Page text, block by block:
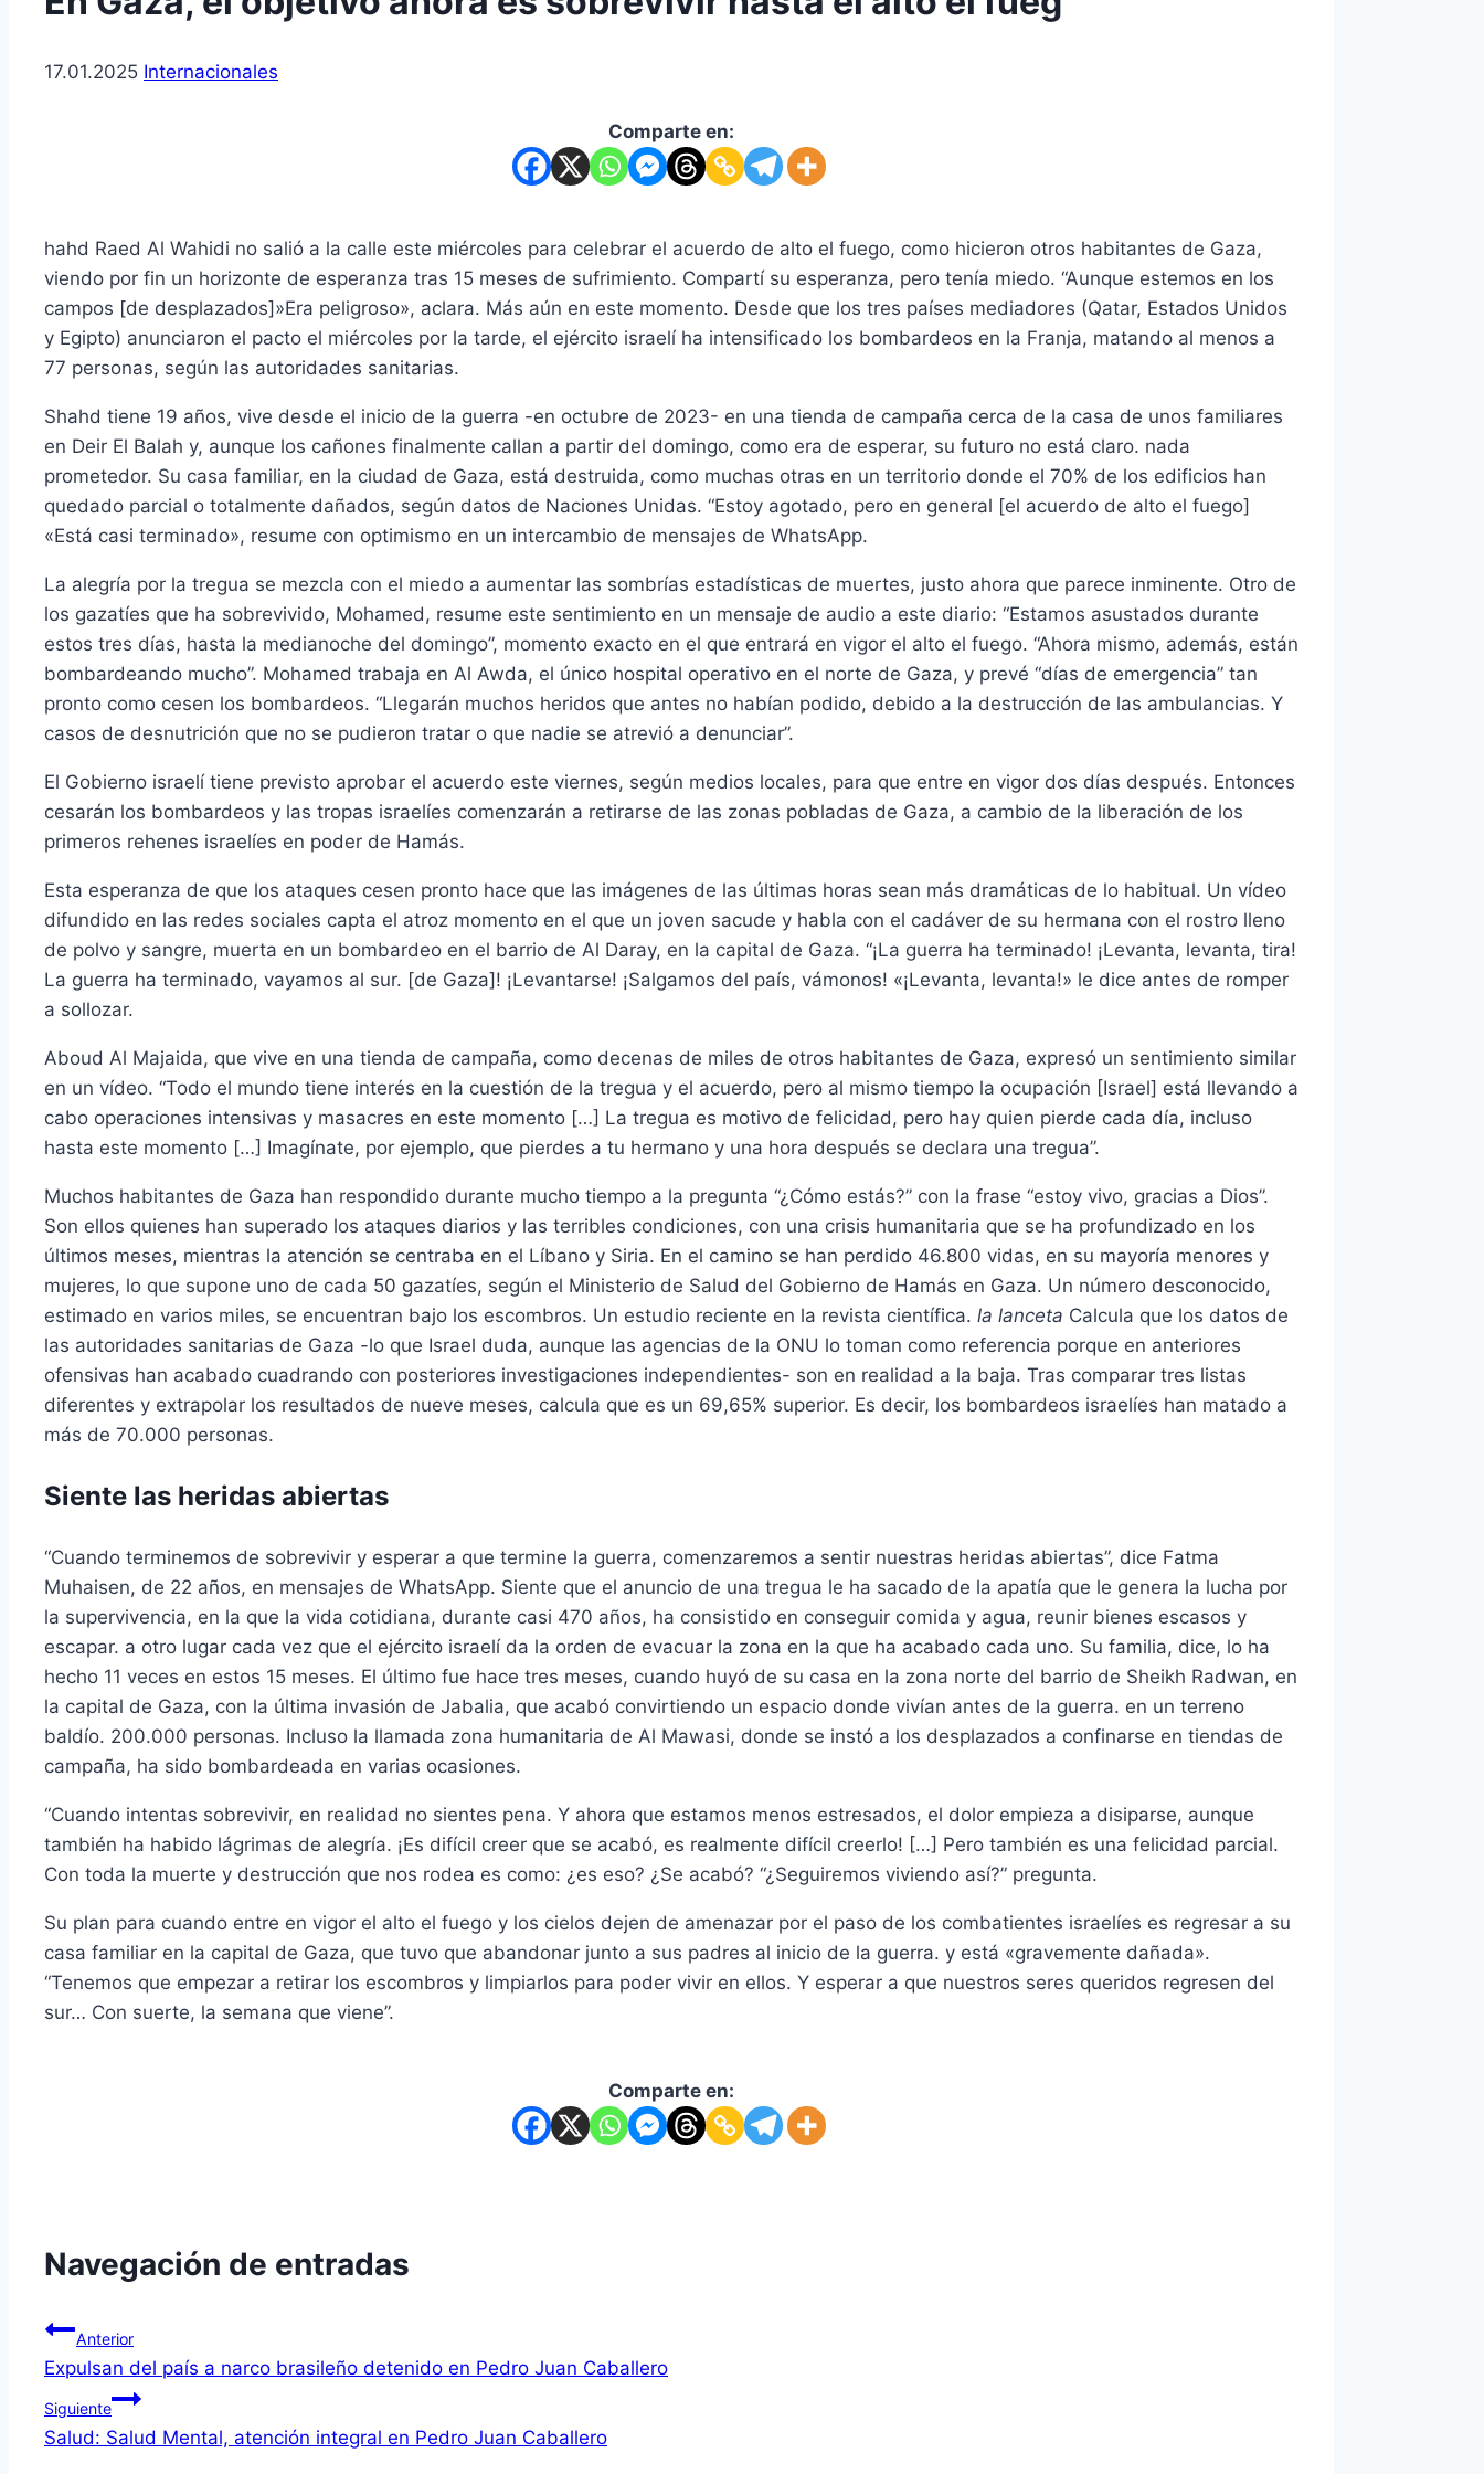
17.01.2025 Internacionales
Comparte en:
hahd Raed Al Wahidi no salió a la calle este miércoles para celebrar el acuerdo de alto el fuego, como hicieron otros habitantes de Gaza,
viendo por fin un horizonte de esperanza tras 15 meses de sufrimiento. Compartí su esperanza, pero tenía miedo. “Aunque estemos en los
campos [de desplazados]»Era peligroso», aclara. Más aún en este momento. Desde que los tres países mediadores (Qatar, Estados Unidos
y Egipto) anunciaron el pacto el miércoles por la tarde, el ejército israelí ha intensificado los bombardeos en la Franja, matando al menos a
77 personas, según las autoridades sanitarias.
Shahd tiene 19 años, vive desde el inicio de la guerra -en octubre de 2023- en una tienda de campaña cerca de la casa de unos familiares
en Deir El Balah y, aunque los cañones finalmente callan a partir del domingo, como era de esperar, su futuro no está claro. nada
prometedor. Su casa familiar, en la ciudad de Gaza, está destruida, como muchas otras en un territorio donde el 70% de los edificios han
quedado parcial o totalmente dañados, según datos de Naciones Unidas. “Estoy agotado, pero en general [el acuerdo de alto el fuego]
«Está casi terminado», resume con optimismo en un intercambio de mensajes de WhatsApp.
La alegría por la tregua se mezcla con el miedo a aumentar las sombrías estadísticas de muertes, justo ahora que parece inminente. Otro de
los gazatíes que ha sobrevivido, Mohamed, resume este sentimiento en un mensaje de audio a este diario: “Estamos asustados durante
estos tres días, hasta la medianoche del domingo”, momento exacto en el que entrará en vigor el alto el fuego. “Ahora mismo, además, están
bombardeando mucho”. Mohamed trabaja en Al Awda, el único hospital operativo en el norte de Gaza, y prevé “días de emergencia” tan
pronto como cesen los bombardeos. “Llegarán muchos heridos que antes no habían podido, debido a la destrucción de las ambulancias. Y
casos de desnutrición que no se pudieron tratar o que nadie se atrevió a denunciar”.
El Gobierno israelí tiene previsto aprobar el acuerdo este viernes, según medios locales, para que entre en vigor dos días después. Entonces
cesarán los bombardeos y las tropas israelíes comenzarán a retirarse de las zonas pobladas de Gaza, a cambio de la liberación de los
primeros rehenes israelíes en poder de Hamás.
Esta esperanza de que los ataques cesen pronto hace que las imágenes de las últimas horas sean más dramáticas de lo habitual. Un vídeo
difundido en las redes sociales capta el atroz momento en el que un joven sacude y habla con el cadáver de su hermana con el rostro lleno
de polvo y sangre, muerta en un bombardeo en el barrio de Al Daray, en la capital de Gaza. “¡La guerra ha terminado! ¡Levanta, levanta, tira!
La guerra ha terminado, vayamos al sur. [de Gaza]! ¡Levantarse! ¡Salgamos del país, vámonos! «¡Levanta, levanta!» le dice antes de romper
a sollozar.
Aboud Al Majaida, que vive en una tienda de campaña, como decenas de miles de otros habitantes de Gaza, expresó un sentimiento similar
en un vídeo. “Todo el mundo tiene interés en la cuestión de la tregua y el acuerdo, pero al mismo tiempo la ocupación [Israel] está llevando a
cabo operaciones intensivas y masacres en este momento […] La tregua es motivo de felicidad, pero hay quien pierde cada día, incluso
hasta este momento […] Imagínate, por ejemplo, que pierdes a tu hermano y una hora después se declara una tregua”.
Muchos habitantes de Gaza han respondido durante mucho tiempo a la pregunta “¿Cómo estás?” con la frase “estoy vivo, gracias a Dios”.
Son ellos quienes han superado los ataques diarios y las terribles condiciones, con una crisis humanitaria que se ha profundizado en los
últimos meses, mientras la atención se centraba en el Líbano y Siria. En el camino se han perdido 46.800 vidas, en su mayoría menores y
mujeres, lo que supone uno de cada 50 gazatíes, según el Ministerio de Salud del Gobierno de Hamás en Gaza. Un número desconocido,
estimado en varios miles, se encuentran bajo los escombros. Un estudio reciente en la revista científica. la lanceta Calcula que los datos de
las autoridades sanitarias de Gaza -lo que Israel duda, aunque las agencias de la ONU lo toman como referencia porque en anteriores
ofensivas han acabado cuadrando con posteriores investigaciones independientes- son en realidad a la baja. Tras comparar tres listas
diferentes y extrapolar los resultados de nueve meses, calcula que es un 69,65% superior. Es decir, los bombardeos israelíes han matado a
más de 70.000 personas.
Siente las heridas abiertas
“Cuando terminemos de sobrevivir y esperar a que termine la guerra, comenzaremos a sentir nuestras heridas abiertas”, dice Fatma
Muhaisen, de 22 años, en mensajes de WhatsApp. Siente que el anuncio de una tregua le ha sacado de la apatía que le genera la lucha por
la supervivencia, en la que la vida cotidiana, durante casi 470 años, ha consistido en conseguir comida y agua, reunir bienes escasos y
escapar. a otro lugar cada vez que el ejército israelí da la orden de evacuar la zona en la que ha acabado cada uno. Su familia, dice, lo ha
hecho 11 veces en estos 15 meses. El último fue hace tres meses, cuando huyó de su casa en la zona norte del barrio de Sheikh Radwan, en
la capital de Gaza, con la última invasión de Jabalia, que acabó convirtiendo un espacio donde vivían antes de la guerra. en un terreno
baldío. 200.000 personas. Incluso la llamada zona humanitaria de Al Mawasi, donde se instó a los desplazados a confinarse en tiendas de
campaña, ha sido bombardeada en varias ocasiones.
“Cuando intentas sobrevivir, en realidad no sientes pena. Y ahora que estamos menos estresados, el dolor empieza a disiparse, aunque
también ha habido lágrimas de alegría. ¡Es difícil creer que se acabó, es realmente difícil creerlo! […] Pero también es una felicidad parcial.
Con toda la muerte y destrucción que nos rodea es como: ¿es eso? ¿Se acabó? “¿Seguiremos viviendo así?” pregunta.
Su plan para cuando entre en vigor el alto el fuego y los cielos dejen de amenazar por el paso de los combatientes israelíes es regresar a su
casa familiar en la capital de Gaza, que tuvo que abandonar junto a sus padres al inicio de la guerra. y está «gravemente dañada».
“Tenemos que empezar a retirar los escombros y limpiarlos para poder vivir en ellos. Y esperar a que nuestros seres queridos regresen del
sur… Con suerte, la semana que viene”.
Comparte en:
Navegación de entradas
Anterior
Expulsan del país a narco brasileño detenido en Pedro Juan Caballero
Siguiente
Salud: Salud Mental, atención integral en Pedro Juan Caballero